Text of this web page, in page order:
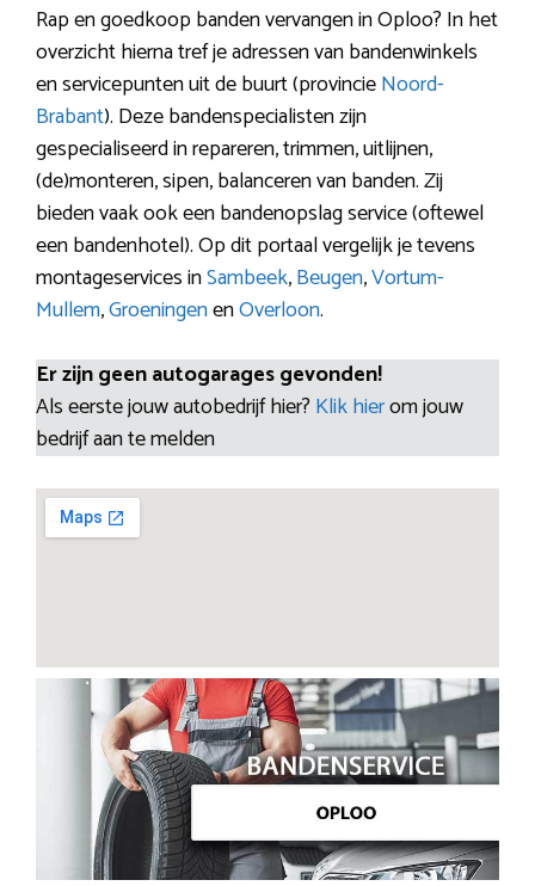
Rap en goedkoop banden vervangen in Oploo? In het
overzicht hierna tref je adressen van bandenwinkels
en servicepunten uit de buurt (provincieNoord-
Brabant). Deze bandenspecialisten zijn
gespecialiseerd in repareren, trimmen, uitlijnen,
(de)monteren, sipen, balanceren van banden. Zij
bieden vaak ook een bandenopslag service (oftewel
een bandenhotel). Op dit portaal vergelijk je tevens
montageservices inSambeek,Beugen,Vortum-
Mullem,GroeningenenOverloon.
Er zijn geen autogarages gevonden!
Als eerste jouw autobedrijf hier? Klik hierom jouw
bedrijf aan te melden